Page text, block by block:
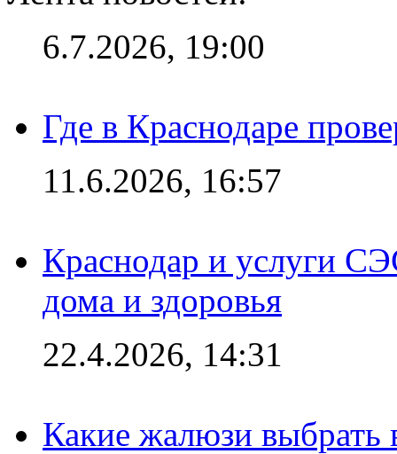
6.7.2026, 19:00
Где в Краснодаре
11.6.2026, 16:57
Краснодар и услуги
дома и здоровья
22.4.2026, 14:31
Какие жалюзи выбрать